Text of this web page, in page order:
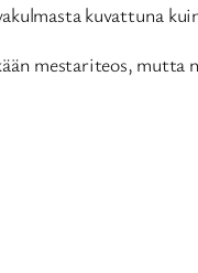
kuvattuna
mestariteos,